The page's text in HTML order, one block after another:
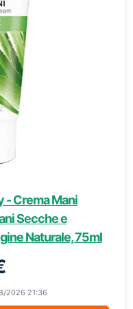
- Crema Mani
Secche e
Naturale, 75ml
2026 21:36